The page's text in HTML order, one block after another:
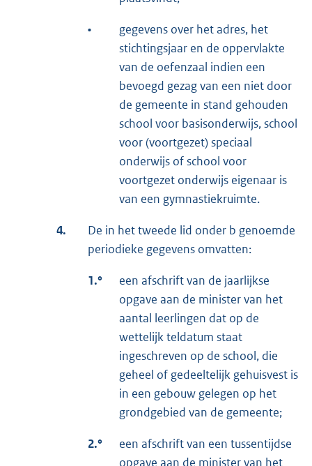
•
gegevens over het adres, het
stichtingsjaar en de oppervlakte
van de oefenzaal indien een
bevoegd gezag van een niet door
de gemeente in stand gehouden
school voor basisonderwijs, school
voor (voortgezet) speciaal
onderwijs of school voor
voortgezet onderwijs eigenaar is
van een gymnastiekruimte.
4.
De in het tweede lid onder b genoemde
periodieke gegevens omvatten:
1.°
een afschrift van de jaarlijkse
opgave aan de minister van het
aantal leerlingen dat op de
wettelijk teldatum staat
ingeschreven op de school, die
geheel of gedeeltelijk gehuisvest is
in een gebouw gelegen op het
grondgebied van de gemeente;
2.°
een afschrift van een tussentijdse
opgave aan de minister van het